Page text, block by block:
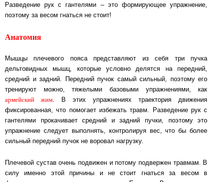
Разведение рук с гантелями – это формирующее упражнение,
поэтому за весом гнаться не стоит!
Анатомия
Мышцы плечевого пояса представляют из себя три пучка
дельтовидных мышц, которые условно делятся на передний,
средний и задний. Передний пучок самый сильный, поэтому его
тренируют можно, тяжелыми базовыми упражнениями, как
армейский жим. В этих упражнениях траектория движения
фиксированная, что помогает избежать травм. Разведение рук с
гантелями прокачивает средний и задний пучки, поэтому это
упражнение следует выполнять, контролируя вес, что бы более
сильный передний пучок не воровал нагрузку.
Плечевой сустав очень подвижен и потому подвержен травмам. В
силу именно этой причины и не стоит гнаться за весом в